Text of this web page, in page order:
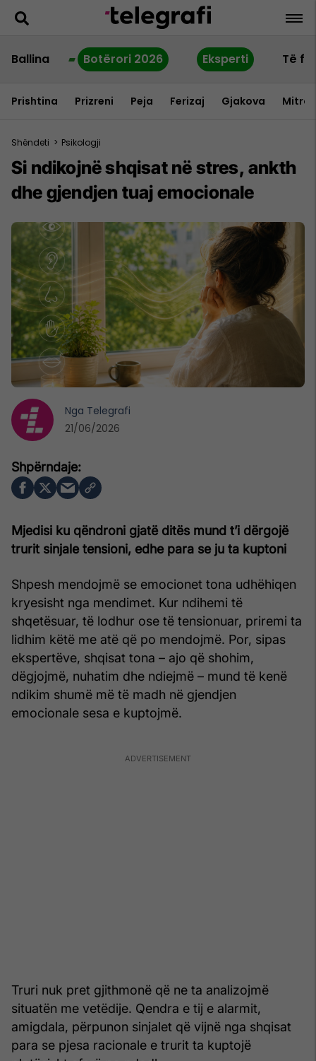
Ballina Botërori 2026 Eksperti Të
Prishtina Prizreni Peja Ferizaj Gjakova
Shëndeti > Psikologji
Si ndikojnë shqisat në stres, ankth
dhe gjendjen tuaj emocionale
Mjedisi ku qëndroni gjatë ditës mund t’i dërgojë
trurit sinjale tensioni, edhe para se ju ta kuptoni
Shpesh mendojmë se emocionet tona udhëhiqen
kryesisht nga mendimet. Kur ndihemi të
shqetësuar, të lodhur ose të tensionuar, priremi ta
lidhim këtë me atë që po mendojmë. Por, sipas
ekspertëve, shqisat tona – ajo që shohim,
dëgjojmë, nuhatim dhe ndiejmë – mund të kenë
ndikim shumë më të madh në gjendjen
emocionale sesa e kuptojmë.
Truri nuk pret gjithmonë që ne ta analizojmë
situatën me vetëdije. Qendra e tij e alarmit,
amigdala, përpunon sinjalet që vijnë nga shqisat
para se pjesa racionale e trurit ta kuptojë
Nga Telegrafi
21/06/2026